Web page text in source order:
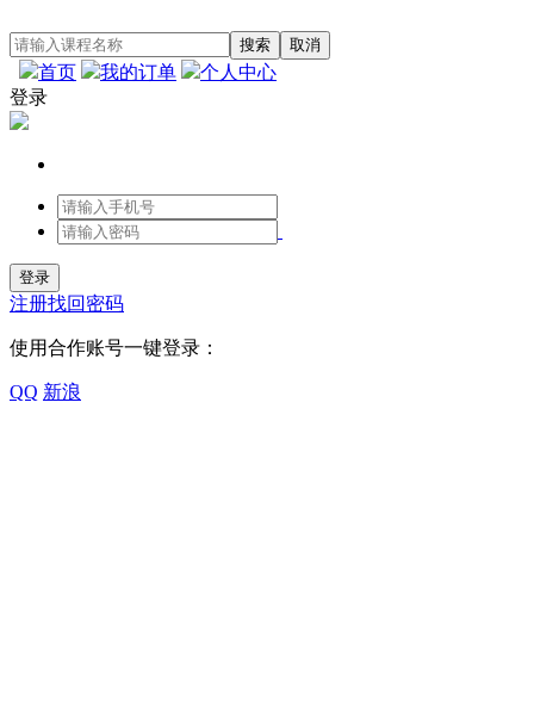
首页 我的订单
个人中心
登录
注册找回密码
使用合作账号一键登录：
QQ 新浪